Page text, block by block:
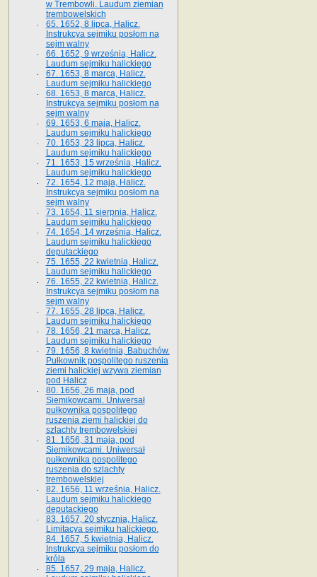
w Trembowli. Laudum ziemian
trembowelskich
65. 1652, 8 lipca, Halicz.
Instrukcya sejmiku posłom na
sejm walny
66. 1652, 9 września, Halicz.
Laudum sejmiku halickiego
67. 1653, 8 marca, Halicz.
Laudum sejmiku halickiego
68. 1653, 8 marca, Halicz.
Instrukcya sejmiku posłom na
sejm walny
69. 1653, 6 maja, Halicz.
Laudum sejmiku halickiego
70. 1653, 23 lipca, Halicz.
Laudum sejmiku halickiego
71. 1653, 15 września, Halicz.
Laudum sejmiku halickiego
72. 1654, 12 maja, Halicz.
Instrukcya sejmiku posłom na
sejm walny
73. 1654, 11 sierpnia, Halicz.
Laudum sejmiku halickiego
74. 1654, 14 września, Halicz.
Laudum sejmiku halickiego
deputackiego
75. 1655, 22 kwietnia, Halicz.
Laudum sejmiku halickiego
76. 1655, 22 kwietnia, Halicz.
Instrukcya sejmiku posłom na
sejm walny
77. 1655, 28 lipca, Halicz.
Laudum sejmiku halickiego
78. 1656, 21 marca, Halicz.
Laudum sejmiku halickiego
79. 1656, 8 kwietnia, Babuchów.
Pułkownik pospolitego ruszenia
ziemi halickiej wzywa ziemian
pod Halicz
80. 1656, 26 maja, pod
Siemikowcami. Uniwersał
pułkownika pospolitego
ruszenia ziemi halickiej do
szlachty trembowelskiej
81. 1656, 31 maja, pod
Siemikowcami. Uniwersał
pułkownika pospolitego
ruszenia do szlachty
trembowelskiej
82. 1656, 11 września, Halicz.
Laudum sejmiku halickiego
deputackiego
83. 1657, 20 stycznia, Halicz.
Limitacya sejmiku halickiego.
84. 1657, 5 kwietnia, Halicz.
Instrukcya sejmiku posłom do
króla
85. 1657, 29 maja, Halicz.